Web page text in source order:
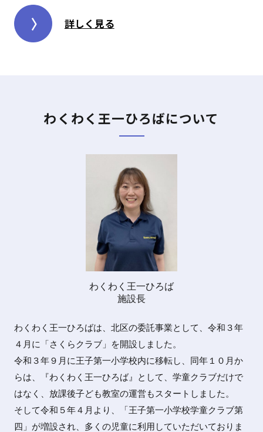
詳しく見る
わくわく王一ひろばについて
わくわく王一ひろばは、北区の委託事業として、令和３年
４月に「さくらクラブ」を開設しました。
令和３年９月に王子第一小学校内に移転し、同年１０月か
らは、『わくわく王一ひろば』として、学童クラブだけで
はなく、放課後子ども教室の運営もスタートしました。
そして令和５年４月より、「王子第一小学校学童クラブ第
四」が増設され、多くの児童に利用していただいておりま
わくわく王一ひろば
施設長